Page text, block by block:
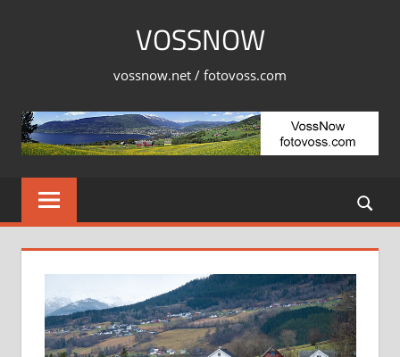
VOSSNOW
vossnow.net / fotovoss.com